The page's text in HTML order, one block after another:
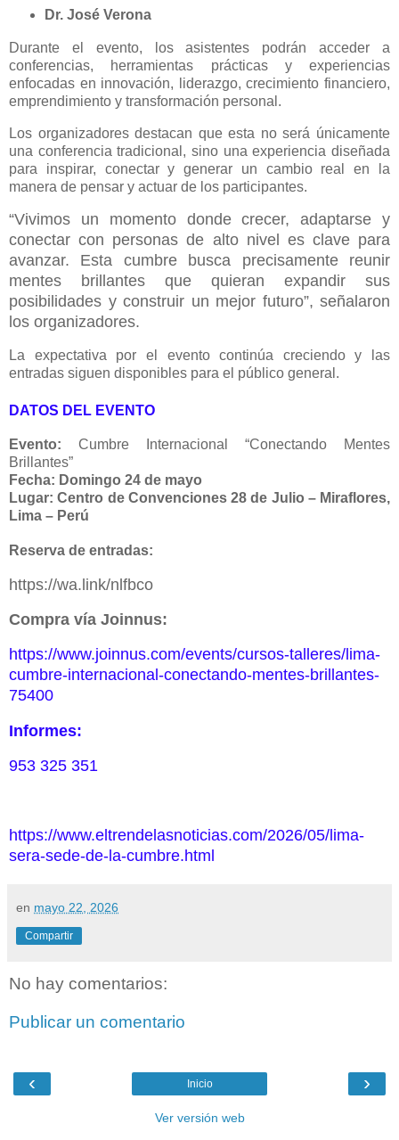
Dr. José Verona
Durante el evento, los asistentes podrán acceder a
conferencias, herramientas prácticas y experiencias
enfocadas en innovación, liderazgo, crecimiento financiero,
emprendimiento y transformación personal.
Los organizadores destacan que esta no será únicamente
una conferencia tradicional, sino una experiencia diseñada
para inspirar, conectar y generar un cambio real en la
manera de pensar y actuar de los participantes.
“Vivimos un momento donde crecer, adaptarse y
conectar con personas de alto nivel es clave para
avanzar. Esta cumbre busca precisamente reunir
mentes brillantes que quieran expandir sus
posibilidades y construir un mejor futuro”, señalaron
los organizadores.
La expectativa por el evento continúa creciendo y las
entradas siguen disponibles para el público general.
DATOS DEL EVENTO
Evento: Cumbre Internacional “Conectando Mentes
Brillantes”
Fecha: Domingo 24 de mayo
Lugar: Centro de Convenciones 28 de Julio – Miraflores,
Lima – Perú
Reserva de entradas:
https://wa.link/nlfbco
Compra vía Joinnus:
https://www.joinnus.com/events/cursos-talleres/lima-
cumbre-internacional-conectando-mentes-brillantes-
75400
Informes:
953 325 351
https://www.eltrendelasnoticias.com/2026/05/lima-
sera-sede-de-la-cumbre.html
en mayo 22, 2026
Compartir
No hay comentarios:
Publicar un comentario
‹ ›
Inicio
Ver versión web